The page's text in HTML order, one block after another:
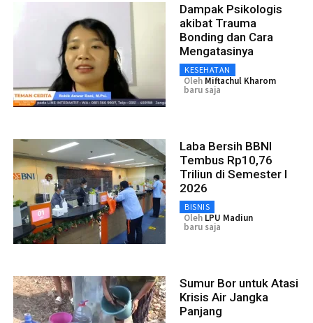
Dampak Psikologis
akibat Trauma
Bonding dan Cara
Mengatasinya
KESEHATAN
Oleh Miftachul Kharom
baru saja
Laba Bersih BBNI
Tembus Rp10,76
Triliun di Semester I
2026
BISNIS
Oleh LPU Madiun
baru saja
Sumur Bor untuk Atasi
Krisis Air Jangka
Panjang